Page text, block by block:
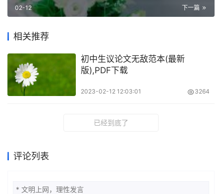
下一篇
02-12
相关推荐
初中生议论文无敌范本(最新
版),PDF下载
2023-02-12 12:03:01 3264
已经到底了
评论列表